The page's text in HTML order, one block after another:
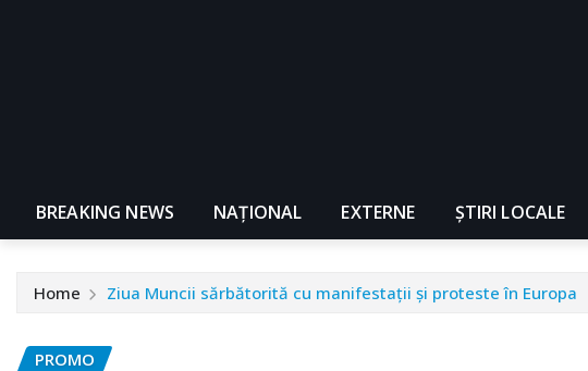
BREAKING NEWS NAŢIONAL EXTERNE ȘTIRI LOCALE
Home Ziua Muncii sărbătorită cu manifestații și proteste în Europa
PROMO